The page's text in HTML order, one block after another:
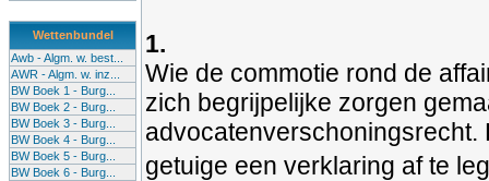
Wettenbundel
Awb - Algm. w. best...
AWR - Algm. w. inz...
BW Boek 1 - Burg...
BW Boek 2 - Burg...
BW Boek 3 - Burg...
BW Boek 4 - Burg...
BW Boek 5 - Burg...
BW Boek 6 - Burg...
1.
Wie de commotie rond de
zich begrijpelijke zorgen
getuige een verklaring af te